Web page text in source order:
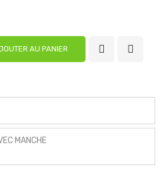
AU PANIER
MANCHE